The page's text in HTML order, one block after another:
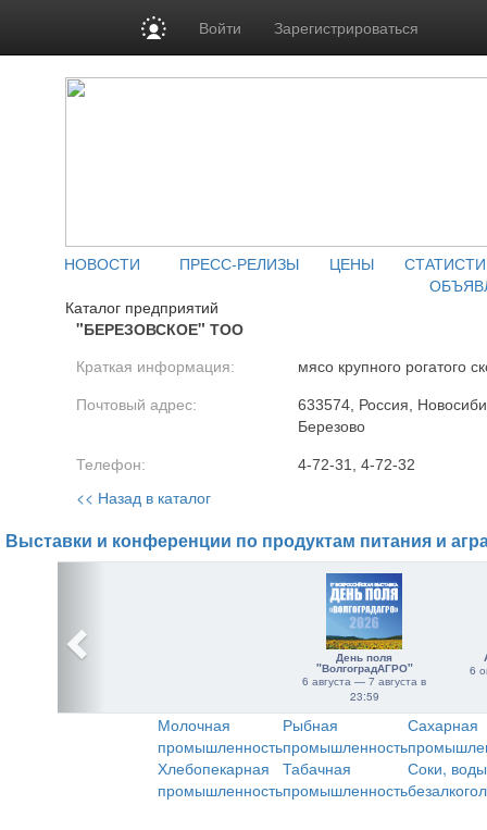
Войти Зарегистрироваться
НОВОСТИ ПРЕСС-РЕЛИЗЫ ЦЕНЫ
Каталог предприятий
"БЕРЕЗОВСКОЕ" ТОО
Краткая информация: мясо крупного рогатого
Почтовый адрес:
633574, Россия,
Березово
Телефон: 4-72-31, 4-72-32
<< Назад в каталог
Выставки и конференции по продуктам питания и
День поля
"ВолгоградАГРО"
6 августа — 7 августа в
23:59
6
Молочная
промышленность
Рыбная
промышленность
Сахарная
Хлебопекарная
промышленность
Табачная
промышленность
Соки,